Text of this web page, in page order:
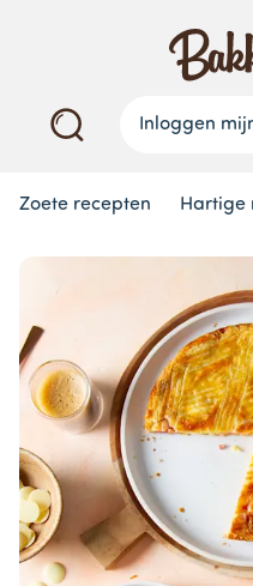
Inloggen
Zoete recepten Hartige